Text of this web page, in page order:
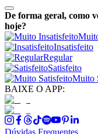
De forma geral, como
hoje?
Insatisfeito
Regular
Satisfeito
Muito
BAIXE O APP:
Dúvidas Frequentes